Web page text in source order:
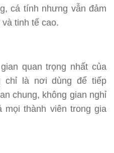
cá tính nhưng vẫn đảm
tinh tế cao.
quan trọng nhất của
chỉ là nơi dùng để tiếp
chung, không gian nghỉ
thành viên trong gia